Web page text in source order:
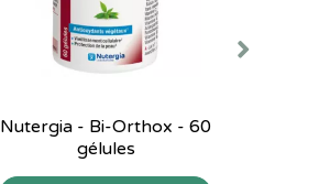
Nutergia - Bi-Orthox - 60
gélules